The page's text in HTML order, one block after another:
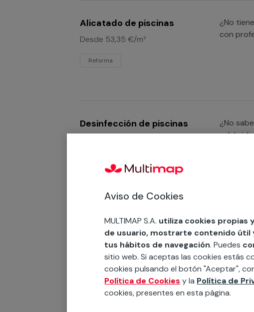
Alicatado de piscinas
Desde 53,35 €/m²
Reforma
¿No
con
Desinfección de piscinas
¿No
Impermeabilización de
piscinas
Reforma
¿Buscas
expertos
Aviso de Cookies
MULTIMAP S.A. utiliza cookies propias
de usuario, mostrarte contenido útil
tus hábitos de navegación. Puedes
sitio web. Si aceptas las cookies estás
cookies pulsando el botón "Aceptar",
Política de Cookies y la Política de
cookies, presentes en esta página.